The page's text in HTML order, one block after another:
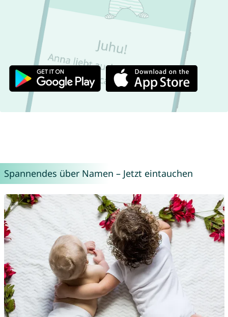
Spannendes über Namen – Jetzt eintauchen